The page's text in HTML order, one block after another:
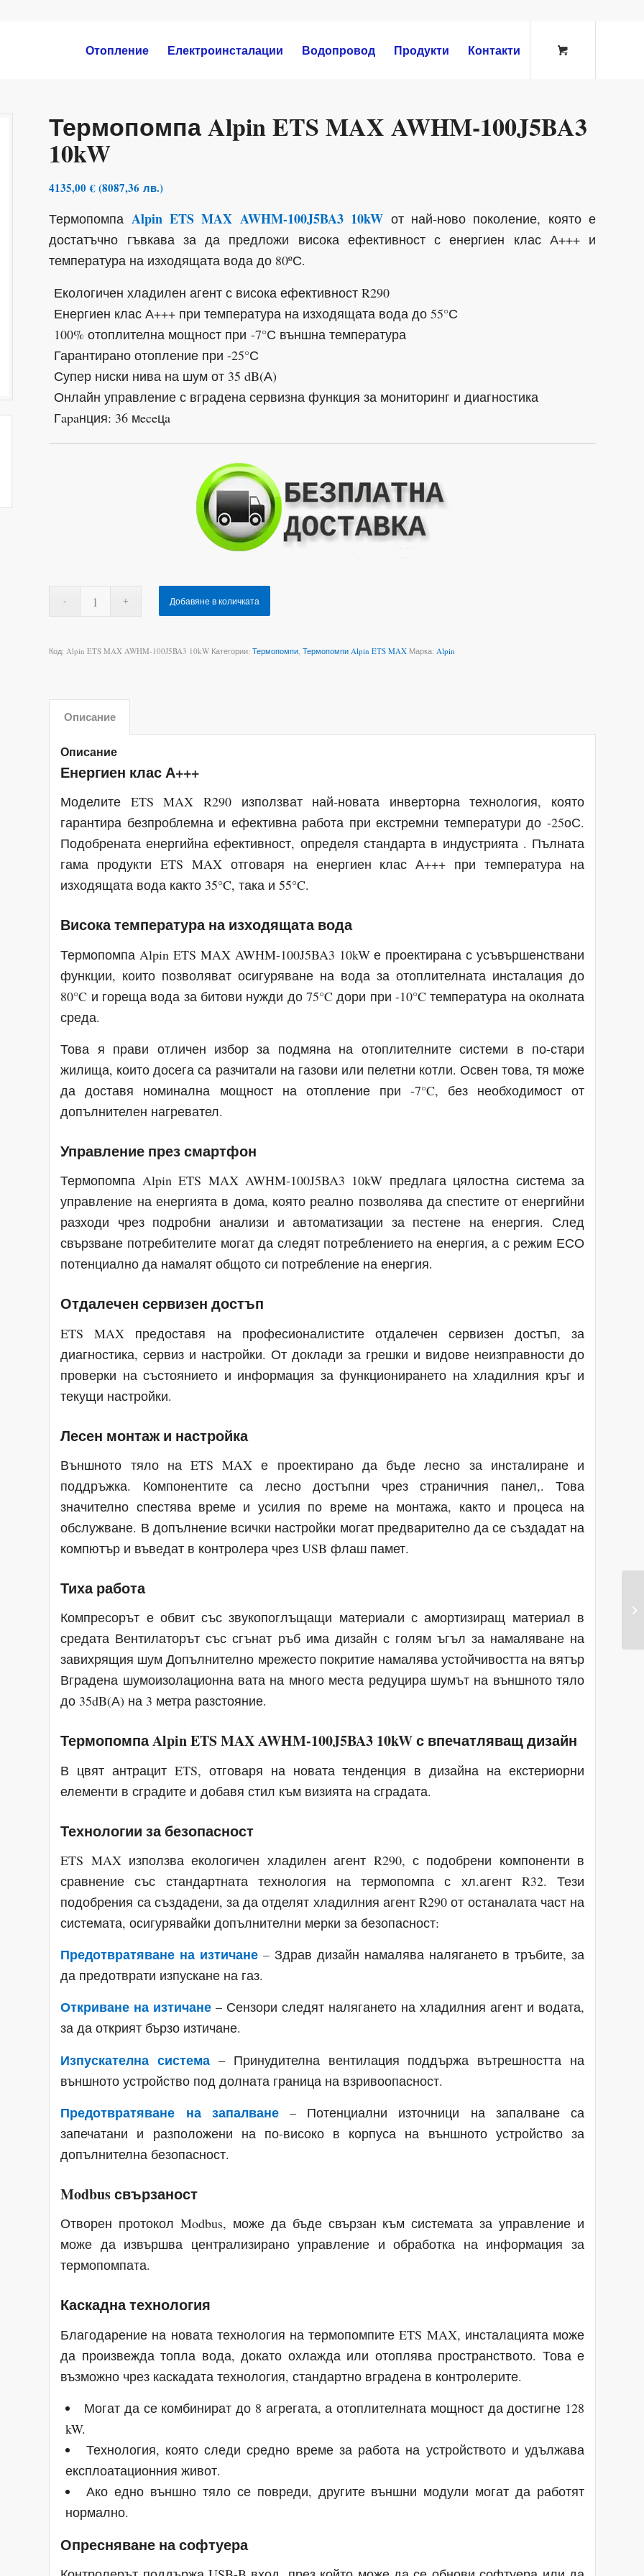
Отопление Електроинсталации Водопровод Продукти Контакти
Термопомпа Alpin ETS MAX AWHM-100J5BA3
10kW
4135,00€(8087,36лв.)
Термопомпа Alpin ETS MAX AWHM-100J5BA3 10kW от най-ново поколение, която е
достатъчно гъвкава за да предложи висока ефективност с енергиен клас А+++ и
температура на изходящата вода до 80ºС.
Екологичен хладилен агент с висока ефективност R290
Енергиен клас А+++ при температура на изходящата вода до 55°С
100% отоплителна мощност при -7°С външна температура
Гарантирано отопление при -25°С
Супер ниски нива на шум от 35 dB(А)
Онлайн управление с вградена сервизна функция за мониторинг и диагностика
Гapaнция: 36 мeceцa
Добавяне в количката
Код:Alpin ETS MAX AWHM-100J5BA3 10kW Категории:Термопомпи,Термопомпи Alpin ETS MAX Марка:Alpin
Описание
Описание
Енергиен клас А+++
Моделите ETS MAX R290 използват най-новата инверторна технология, която
гарантира безпроблемна и ефективна работа при екстремни температури до -25оС.
Подобрената енергийна ефективност, определя стандарта в индустрията . Пълната
гама продукти ETS MAX отговаря на енергиен клас А+++ при температура на
изходящата вода както 35°C, така и 55°C.
Висока температура на изходящата вода
Термопомпа Alpin ETS MAX AWHM-100J5BA3 10kW е проектирана с усъвършенствани
функции, които позволяват осигуряване на вода за отоплителната инсталация до
80°C и гореща вода за битови нужди до 75°C дори при -10°C температура на околната
среда.
Това я прави отличен избор за подмяна на отоплителните системи в по-стари
жилища, които досега са разчитали на газови или пелетни котли. Освен това, тя може
да доставя номинална мощност на отопление при -7°C, без необходимост от
допълнителен нагревател.
Управление през смартфон
Термопомпа Alpin ETS MAX AWHM-100J5BA3 10kW предлага цялостна система за
управление на енергията в дома, която реално позволява да спестите от енергийни
разходи чрез подробни анализи и автоматизации за пестене на енергия. След
свързване потребителите могат да следят потреблението на енергия, а с режим ЕСО
потенциално да намалят общото си потребление на енергия.
Отдалечен сервизен достъп
ETS MAX предоставя на професионалистите отдалечен сервизен достъп, за
диагностика, сервиз и настройки. От доклади за грешки и видове неизправности до
проверки на състоянието и информация за функционирането на хладилния кръг и
текущи настройки.
Лесен монтаж и настройка
Външното тяло на ETS MAX е проектирано да бъде лесно за инсталиране и
поддръжка. Компонентите са лесно достъпни чрез страничния панел,. Това
значително спестява време и усилия по време на монтажа, както и процеса на
обслужване. В допълнение всички настройки могат предварително да се създадат на
компютър и въведат в контролера чрез USB флаш памет.
Тиха работа
Компресорът е обвит със звукопоглъщащи материали с амортизиращ материал в
средата Вентилаторът със сгънат ръб има дизайн с голям ъгъл за намаляване на
завихрящия шум Допълнително мрежесто покритие намалява устойчивостта на вятър
Вградена шумоизолационна вата на много места редуцира шумът на външното тяло
до 35dB(А) на 3 метра разстояние.
Термопомпа Alpin ETS MAX AWHM-100J5BA3 10kW с впечатляващ дизайн
В цвят антрацит ETS, отговаря на новата тенденция в дизайна на екстериорни
елементи в сградите и добавя стил към визията на сградата.
Технологии за безопасност
ETS MAX използва екологичен хладилен агент R290, с подобрени компоненти в
сравнение със стандартната технология на термопомпа с хл.агент R32. Тези
подобрения са създадени, за да отделят хладилния агент R290 от останалата част на
системата, осигурявайки допълнителни мерки за безопасност:
Предотвратяване на изтичане – Здрав дизайн намалява налягането в тръбите, за
да предотврати изпускане на газ.
Откриване на изтичане – Сензори следят налягането на хладилния агент и водата,
за да открият бързо изтичане.
Изпускателна система – Принудителна вентилация поддържа вътрешността на
външното устройство под долната граница на взривоопасност.
Предотвратяване на запалване– Потенциални източници на запалване са
запечатани и разположени на по-високо в корпуса на външното устройство за
допълнителна безопасност.
Modbus свързаност
Отворен протокол Modbus, може да бъде свързан към системата за управление и
може да извършва централизирано управление и обработка на информация за
термопомпата.
Каскадна технология
Благодарение на новата технология на термопомпите ETS MAX, инсталацията може
да произвежда топла вода, докато охлажда или отоплява пространството. Това е
възможно чрез каскадата технология, стандартно вградена в контролерите.
Могат да се комбинират до 8 агрегата, а отоплителната мощност да достигне 128
kW.
Технология, която следи средно време за работа на устройството и удължава
експлоатационния живот.
Ако едно външно тяло се повреди, другите външни модули могат да работят
нормално.
Опресняване на софтуера